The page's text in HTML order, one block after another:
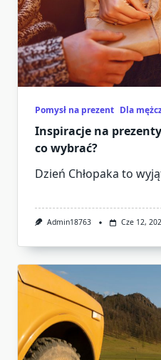
Pomysł na prezent Dla
Inspiracje na
co wybrać?
Dzień Chłopaka to
Admin18763 Cze 12,